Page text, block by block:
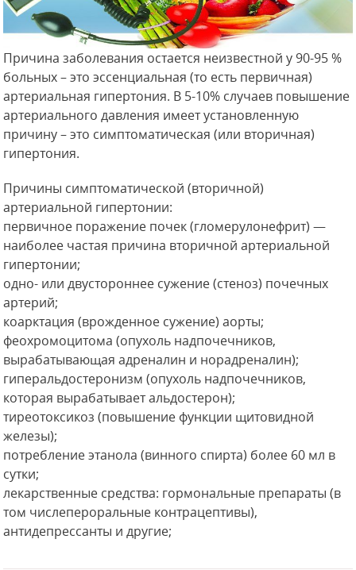
Причина заболевания остается неизвестной у 90-95 %
больных – это эссенциальная (то есть первичная)
артериальная гипертония. В 5-10% случаев повышение
артериального давления имеет установленную
причину – это симптоматическая (или вторичная)
гипертония.
Причины симптоматической (вторичной)
артериальной гипертонии:
первичное поражение почек (гломерулонефрит) —
наиболее частая причина вторичной артериальной
гипертонии;
одно- или двустороннее сужение (стеноз) почечных
артерий;
коарктация (врожденное сужение) аорты;
феохромоцитома (опухоль надпочечников,
вырабатывающая адреналин и норадреналин);
гиперальдостеронизм (опухоль надпочечников,
которая вырабатывает альдостерон);
тиреотоксикоз (повышение функции щитовидной
железы);
потребление этанола (винного спирта) более 60 мл в
сутки;
лекарственные средства: гормональные препараты (в
том числепероральные контрацептивы),
антидепрессанты и другие;